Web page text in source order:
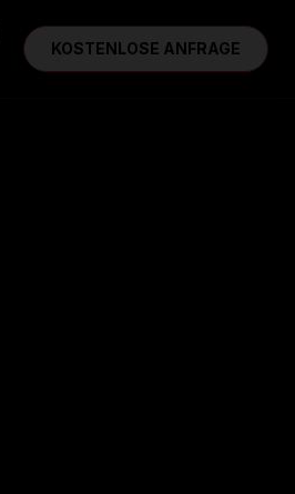
KOSTENLOSE ANFRAGE